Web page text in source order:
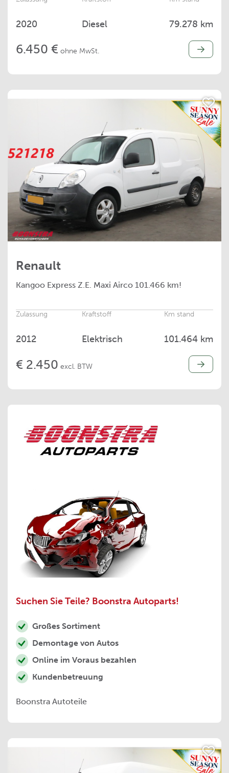
2020 Diesel 79.278 km
6.450 € ohne MwSt.
Renault
Kangoo Express Z.E. Maxi Airco 101.466 km!
Zulassung
2012
Kraftstoff
Elektrisch
Km stand
101.464 km
€ 2.450 excl. BTW
Suchen Sie Teile? Boonstra Autoparts!
Großes Sortiment
Demontage von Autos
Online im Voraus bezahlen
Kundenbetreuung
Boonstra Autoteile